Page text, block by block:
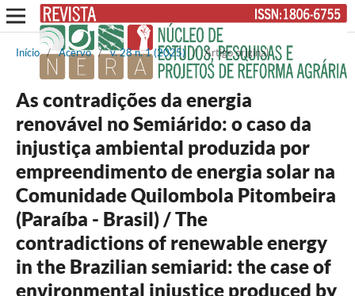
Início / Acervo / v. 28 n. 1 (2025) / Artigo original
As contradições da energia
renovável no Semiárido: o caso da
injustiça ambiental produzida por
empreendimento de energia solar na
Comunidade Quilombola Pitombeira
(Paraíba - Brasil) / The
contradictions of renewable energy
in the Brazilian semiarid: the case of
environmental injustice produced by